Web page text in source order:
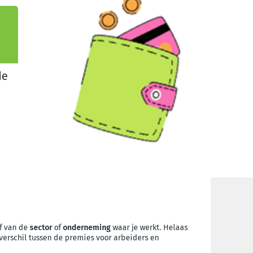
van de sector ofonderneming waar je werkt. Helaas
tussen de premies voor arbeiders en